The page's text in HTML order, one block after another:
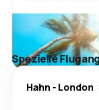
Spezielle
Hahn - London